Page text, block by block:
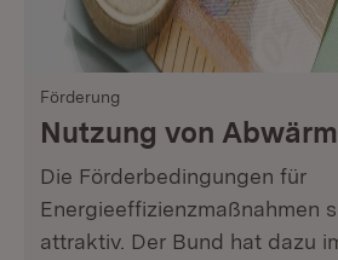
Förderung
Nutzung von
Die Förderbedingungen für
Energieeffizienzmaßnahmen
attraktiv. Der Bund hat dazu